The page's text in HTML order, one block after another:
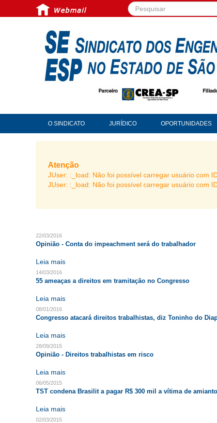
Pesquisar...
O SINDICATO JURÍDICO OPORTUNIDADES
Atenção
JUser: :_load: Não foi possível carregar usuário com
JUser: :_load: Não foi possível carregar usuário com
22/03/2016
Opinião - Conta do impeachment será do trabalhador
Leia mais
14/03/2016
55 ameaças a direitos em tramitação no Congresso
Leia mais
08/01/2016
Congresso atacará direitos trabalhistas, diz Toninho do
Leia mais
28/09/2015
Opinião - Direitos trabalhistas em risco
Leia mais
06/05/2015
TST condena Brasilit a pagar R$ 300 mil a vítima de amianto
Leia mais
02/03/2015